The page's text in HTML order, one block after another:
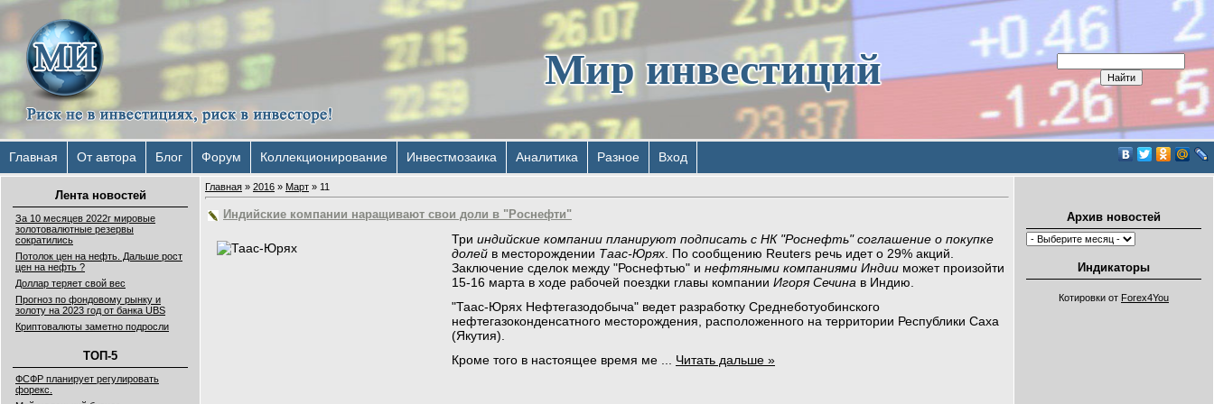
Мир инвестиций
Главная От автора Блог Форум Коллекционирование Инвестмозаика Аналитика Разное Вход
Лента новостей
За 10 месяцев 2022г мировые
золотовалютные резервы
сократились
Потолок цен на нефть. Дальше рост
цен на нефть ?
Доллар теряет свой вес
Прогноз по фондовому рынку и
золоту на 2023 год от банка UBS
Криптовалюты заметно подросли
ТОП-5
ФСФР планирует регулировать
форекс.
Главная » 2016 » Март » 11
Индийские компании наращивают свои доли в "Роснефти"
Три индийские компании планируют подписать с НК "Роснефть" соглашение о покупке
долей в месторождении Таас-Юрях. По сообщению Reuters речь идет о 29% акций.
Заключение сделок между "Роснефтью" и нефтяными компаниями Индии может произойти
15-16 марта в ходе рабочей поездки главы компании Игоря Сечина в Индию.
"Таас-Юрях Нефтегазодобыча" ведет разработку Среднеботуобинского
нефтегазоконденсатного месторождения, расположенного на территории Республики Саха
(Якутия).
Кроме того в настоящее время ме
Читать дальше »
Архив новостей
Индикаторы
Котировки от Forex4You